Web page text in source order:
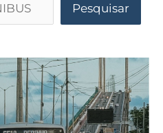
Pesquisar